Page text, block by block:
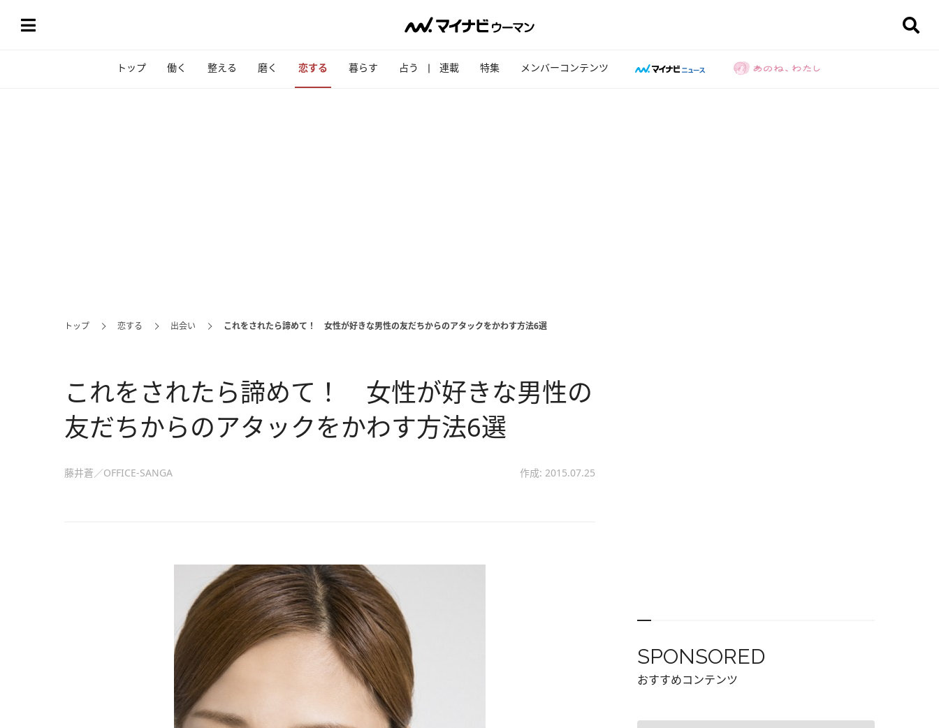
トップ 働く 整える 磨く 恋する 暮らす 占う 連載 特集 メンバーコンテンツ
トップ 恋する 出会い これをされたら諦めて！ 女性が好きな男性の友だちからのアタックをかわす方法6選
これをされたら諦めて！ 女性が好きな男性の
友だちからのアタックをかわす方法6選
藤井蒼／OFFICE-SANGA 作成: 2015.07.25
SPONSORED
おすすめコンテンツ